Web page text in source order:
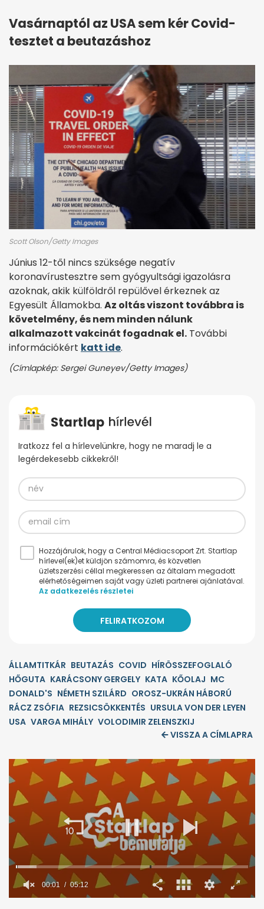
Vasárnaptól az USA sem kér Covid-
tesztet a beutazáshoz
Scott Olson/Getty Images
Június 12-től nincs szüksége negatív
koronavírustesztre sem gyógyultsági igazolásra
azoknak, akik külföldről repülővel érkeznek az
Egyesült Államokba. Az oltás viszont továbbra is
követelmény, és nem minden nálunk
alkalmazott vakcinát fogadnak el. További
információkért katt ide.
(Címlapkép: Sergei Guneyev/Getty Images)
Iratkozz fel a hírlevelünkre, hogy ne maradj le a
legérdekesebb cikkekről!
Hozzájárulok, hogy a Central Médiacsoport Zrt. Startlap
hírlevel(ek)et küldjön számomra, és közvetlen
üzletszerzési céllal megkeressen az általam megadott
elérhetőségeimen saját vagy üzleti partnerei ajánlatával.
Az adatkezelés részletei
ÁLLAMTITKÁR BEUTAZÁS COVID HÍRÖSSZEFOGLALÓ
HŐGUTA KARÁCSONY GERGELY KATA KŐOLAJ MC
DONALD'S NÉMETH SZILÁRD OROSZ-UKRÁN HÁBORÚ
RÁCZ ZSÓFIA REZSICSÖKKENTÉS URSULA VON DER LEYEN
USA VARGA MIHÁLY VOLODIMIR ZELENSZKIJ
VISSZA A CÍMLAPRA
00:02 05:12